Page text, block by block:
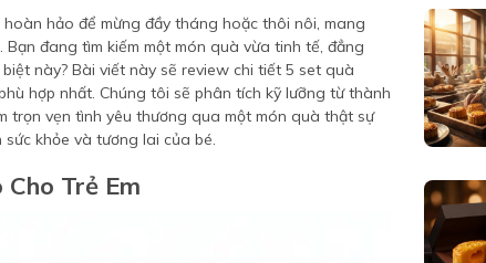
hảo để mừng đầy tháng hoặc thôi nôi, mang
đang tìm kiếm một món quà vừa tinh tế, đẳng
này? Bài viết này sẽ review chi tiết 5 set quà
hợp nhất. Chúng tôi sẽ phân tích kỹ lưỡng từ thành
trọn vẹn tình yêu thương qua một món quà thật sự
khỏe và tương lai của bé.
Trẻ Em